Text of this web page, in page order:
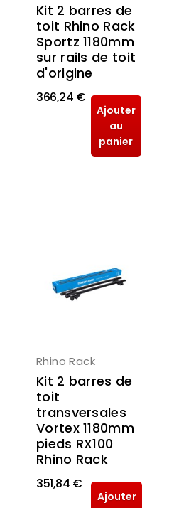
Kit 2 barres de
toit Rhino Rack
Sportz 1180mm
sur rails de toit
d'origine
366,24 €
Ajouter
au
panier
Rhino Rack
Kit 2 barres de
toit
transversales
Vortex 1180mm
pieds RX100
Rhino Rack
351,84 €
Ajouter